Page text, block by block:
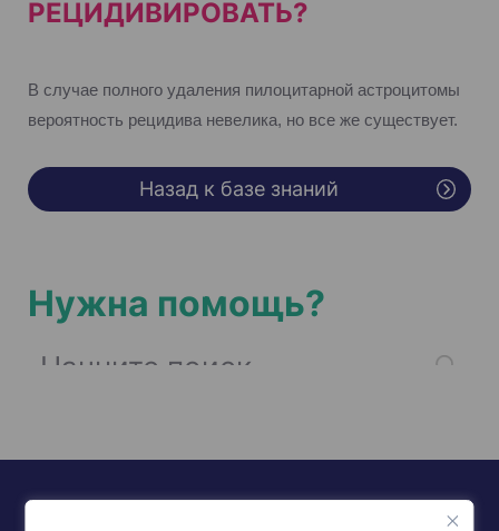
РЕЦИДИВИРОВАТЬ?
В случае полного удаления пилоцитарной астроцитомы
вероятность рецидива невелика, но все же существует.
Назад к базе знаний
Нужна помощь?